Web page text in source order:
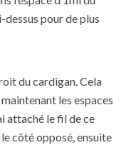
pour de plus
du cardigan. Cela
les espaces
attaché le fil de ce
côté opposé, ensuite